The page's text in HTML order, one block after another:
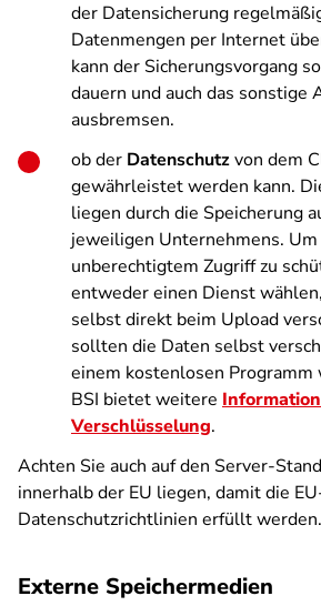
der Datensicherung
Datenmengen per Internet
kann der Sicherungsvorgang
dauern und auch das
ausbremsen.
ob der Datenschutzvon dem
gewährleistet werden kann.
liegen durch die Speicherung
jeweiligen Unternehmens.
unberechtigtem Zugriff zu
entweder einen Dienst
selbst direkt beim Upload
sollten die Daten selbst
einem kostenlosen Programm
BSI bietet weitere
Verschlüsselung.
Achten Sie auch auf den Server-
innerhalb der EU liegen, damit die
Datenschutzrichtlinien erfüllt werden.
Externe Speichermedien